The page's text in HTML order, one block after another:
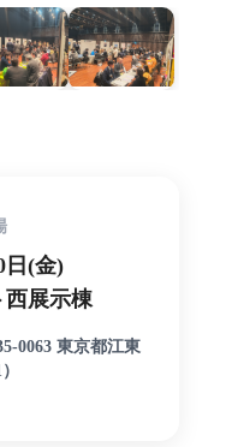
日(金)
西展示棟
0063 東京都江東